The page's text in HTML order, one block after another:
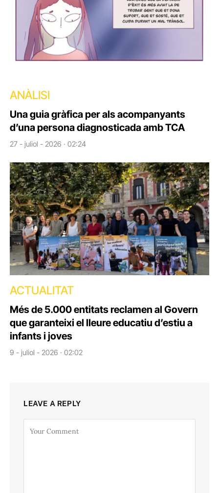
ANÀLISI
Una guia gràfica per als acompanyants
d’una persona diagnosticada amb TCA
27 - juliol - 2026 · 02:24
ACTUALITAT
Més de 5.000 entitats reclamen al Govern
que garanteixi el lleure educatiu d’estiu a
infants i joves
9 - juliol - 2026 · 02:02
LEAVE A REPLY